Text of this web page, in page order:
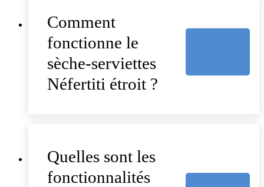
Comment
fonctionne le
sèche-serviettes
Néfertiti étroit ?
Quelles sont les
fonctionnalités